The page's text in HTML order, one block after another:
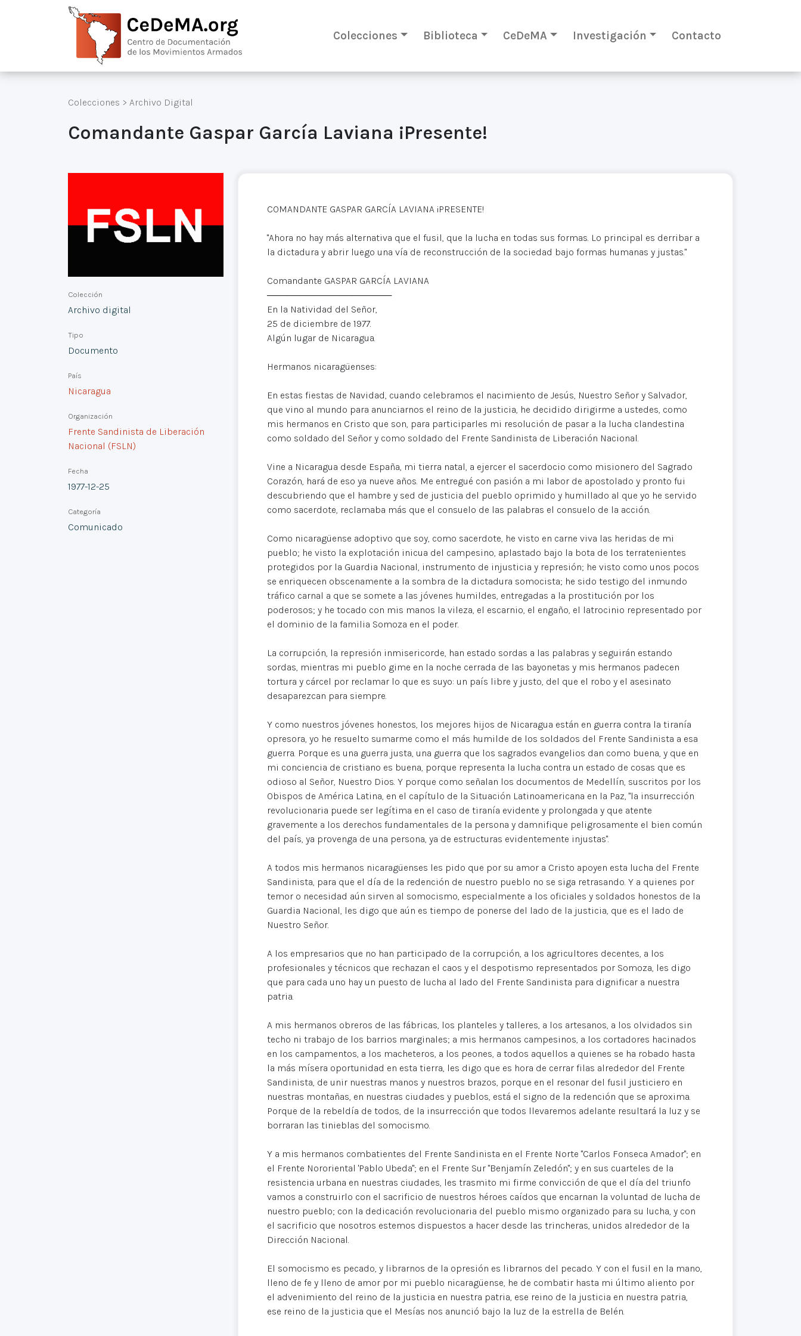
Colecciones Biblioteca CeDeMA Investigación Contacto
Colecciones > Archivo Digital
Comandante Gaspar García Laviana ¡Presente!
Colección
Archivo digital
Tipo
Documento
País
Nicaragua
Organización
Frente Sandinista de Liberación
Nacional (FSLN)
Fecha
1977-12-25
Categoría
Comunicado
COMANDANTE GASPAR GARCÍA LAVIANA ¡PRESENTE!
"Ahora no hay más alternativa que el fusil, que la lucha en todas sus formas. Lo principal es derribar a
la dictadura y abrir luego una vía de reconstrucción de la sociedad bajo formas humanas y justas."
Comandante GASPAR GARCÍA LAVIANA
───────────────────
En la Natividad del Señor,
25 de diciembre de 1977.
Algún lugar de Nicaragua.
Hermanos nicaragüenses:
En estas fiestas de Navidad, cuando celebramos el nacimiento de Jesús, Nuestro Señor y Salvador,
que vino al mundo para anunciarnos el reino de la justicia, he decidido dirigirme a ustedes, como
mis hermanos en Cristo que son, para participarles mi resolución de pasar a la lucha clandestina
como soldado del Señor y como soldado del Frente Sandinista de Liberación Nacional.
Vine a Nicaragua desde España, mi tierra natal, a ejercer el sacerdocio como misionero del Sagrado
Corazón, hará de eso ya nueve años. Me entregué con pasión a mi labor de apostolado y pronto fui
descubriendo que el hambre y sed de justicia del pueblo oprimido y humillado al que yo he servido
como sacerdote, reclamaba más que el consuelo de las palabras el consuelo de la acción.
Como nicaragüense adoptivo que soy, como sacerdote, he visto en carne viva las heridas de mi
pueblo; he visto la explotación inicua del campesino, aplastado bajo la bota de los terratenientes
protegidos por la Guardia Nacional, instrumento de injusticia y represión; he visto como unos pocos
se enriquecen obscenamente a la sombra de la dictadura somocista; he sido testigo del inmundo
tráfico carnal a que se somete a las jóvenes humildes, entregadas a la prostitución por los
poderosos; y he tocado con mis manos la vileza, el escarnio, el engaño, el latrocinio representado por
el dominio de la familia Somoza en el poder.
La corrupción, la represión inmisericorde, han estado sordas a las palabras y seguirán estando
sordas, mientras mi pueblo gime en la noche cerrada de las bayonetas y mis hermanos padecen
tortura y cárcel por reclamar lo que es suyo: un país libre y justo, del que el robo y el asesinato
desaparezcan para siempre.
Y como nuestros jóvenes honestos, los mejores hijos de Nicaragua están en guerra contra la tiranía
opresora, yo he resuelto sumarme como el más humilde de los soldados del Frente Sandinista a esa
guerra. Porque es una guerra justa, una guerra que los sagrados evangelios dan como buena, y que en
mi conciencia de cristiano es buena, porque representa la lucha contra un estado de cosas que es
odioso al Señor, Nuestro Dios. Y porque como señalan los documentos de Medellín, suscritos por los
Obispos de América Latina, en el capítulo de la Situación Latinoamericana en la Paz, "la insurrección
revolucionaria puede ser legítima en el caso de tiranía evidente y prolongada y que atente
gravemente a los derechos fundamentales de la persona y damnifique peligrosamente el bien común
del país, ya provenga de una persona, ya de estructuras evidentemente injustas".
A todos mis hermanos nicaragüenses les pido que por su amor a Cristo apoyen esta lucha del Frente
Sandinista, para que el día de la redención de nuestro pueblo no se siga retrasando. Y a quienes por
temor o necesidad aún sirven al somocismo, especialmente a los oficiales y soldados honestos de la
Guardia Nacional, les digo que aún es tiempo de ponerse del lado de la justicia, que es el lado de
Nuestro Señor.
A los empresarios que no han participado de la corrupción, a los agricultores decentes, a los
profesionales y técnicos que rechazan el caos y el despotismo representados por Somoza, les digo
que para cada uno hay un puesto de lucha al lado del Frente Sandinista para dignificar a nuestra
patria.
A mis hermanos obreros de las fábricas, los planteles y talleres, a los artesanos, a los olvidados sin
techo ni trabajo de los barrios marginales; a mis hermanos campesinos, a los cortadores hacinados
en los campamentos, a los macheteros, a los peones, a todos aquellos a quienes se ha robado hasta
la más mísera oportunidad en esta tierra, les digo que es hora de cerrar filas alrededor del Frente
Sandinista, de unir nuestras manos y nuestros brazos, porque en el resonar del fusil justiciero en
nuestras montañas, en nuestras ciudades y pueblos, está el signo de la redención que se aproxima.
Porque de la rebeldía de todos, de la insurrección que todos llevaremos adelante resultará la luz y se
borraran las tinieblas del somocismo.
Y a mis hermanos combatientes del Frente Sandinista en el Frente Norte "Carlos Fonseca Amador"; en
el Frente Nororiental 'Pablo Ubeda"; en el Frente Sur "Benjamín Zeledón"; y en sus cuarteles de la
resistencia urbana en nuestras ciudades, les trasmito mi firme convicción de que el día del triunfo
vamos a construirlo con el sacrificio de nuestros héroes caídos que encarnan la voluntad de lucha de
nuestro pueblo; con la dedicación revolucionaria del pueblo mismo organizado para su lucha, y con
el sacrificio que nosotros estemos dispuestos a hacer desde las trincheras, unidos alrededor de la
Dirección Nacional.
El somocismo es pecado, y librarnos de la opresión es librarnos del pecado. Y con el fusil en la mano,
lleno de fe y lleno de amor por mi pueblo nicaragüense, he de combatir hasta mi último aliento por
el advenimiento del reino de la justicia en nuestra patria, ese reino de la justicia en nuestra patria,
ese reino de la justicia que el Mesías nos anunció bajo la luz de la estrella de Belén.